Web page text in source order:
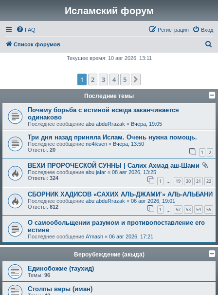
Исламский форум
FAQ Вход
Регистрация
Список форумов
к
Текущее время: 10 авг 2026, 13:11
1 2 3 4 5
Последние темы
Почему борьба с истиной всегда заканчивается
одинаково
Последнее сообщение abu abduRrazak « Вчера, 19:05
Три дня назад приняла Ислам. Очень нужна помощь.
Последнее сообщение ne4iksen « Вчера, 13:50
Ответы: 20 1 2
ВЕХИ ПРОРОЧЕСКОЙ СУННЫ | Салих Ахмад аш-Шами
Последнее сообщение abu jafar « 08 авг 2026, 13:25
Ответы: 324 1 … 19 20 21 22
СБОРНИК ХАДИСОВ «САХИХ АЛЬ-ДЖАМИ’» АЛЬ-АЛЬБАНИ
Последнее сообщение abu abduRrazak « 06 авг 2026, 19:01
Ответы: 812 1 52 53 54 55
О самообольщении разумом и противопоставление его
истине
Последнее сообщение A'mash « 06 авг 2026, 17:21
Вероубеждение (акыда)
Единобожие (таухид)
Темы: 96
Столпы веры (иман)